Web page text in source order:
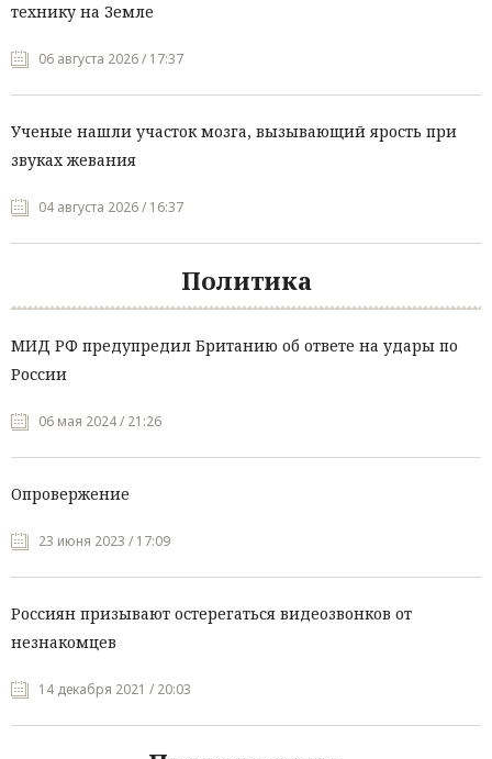
технику на Земле
06 августа 2026 / 17:37
Ученые нашли участок мозга, вызывающий ярость при
звуках жевания
04 августа 2026 / 16:37
Политика
МИД РФ предупредил Британию об ответе на удары по
России
06 мая 2024 / 21:26
Опровержение
23 июня 2023 / 17:09
Россиян призывают остерегаться видеозвонков от
незнакомцев
14 декабря 2021 / 20:03